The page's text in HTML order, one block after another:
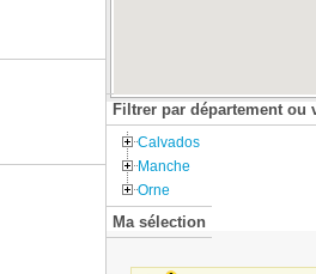
Filtrer par département ou
Calvados
Manche
Orne
Ma sélection